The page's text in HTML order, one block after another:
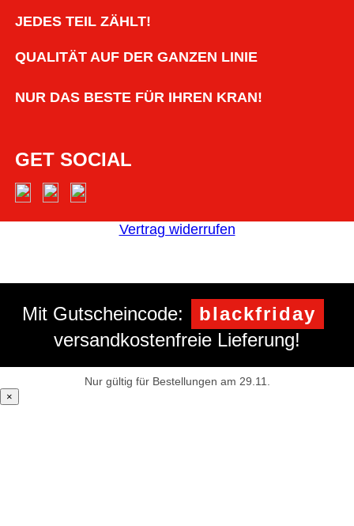
JEDES TEIL ZÄHLT!
QUALITÄT AUF DER GANZEN LINIE
NUR DAS BESTE FÜR IHREN KRAN!
GET SOCIAL
Vertrag widerrufen
Mit Gutscheincode:
blackfriday
versandkostenfreie Lieferung!
Nur gültig für Bestellungen am 29.11.
×